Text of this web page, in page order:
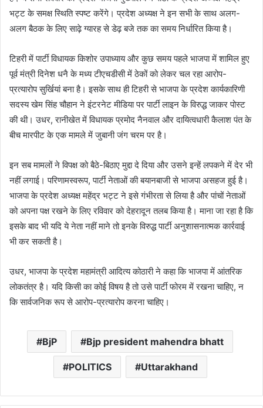
भट्ट के समक्ष स्थिति स्पष्ट करेंगे। प्रदेश अध्यक्ष ने इन सभी के साथ अलग-
अलग बैठक के लिए साढ़े ग्यारह से डेढ़ बजे तक का समय निर्धारित किया है।
टिहरी में पार्टी विधायक किशोर उपाध्याय और कुछ समय पहले भाजपा में शामिल हुए
पूर्व मंत्री दिनेश धनै के मध्य टीएचडीसी में ठेकों को लेकर चल रहा आरोप-
प्रत्यारोप सुर्खियां बना है। इसके साथ ही टिहरी से भाजपा के प्रदेश कार्यकारिणी
सदस्य खेम सिंह चौहान ने इंटरनेट मीडिया पर पार्टी लाइन के विरुद्ध जाकर पोस्ट
की थी। उधर, रानीखेत में विधायक प्रमोद नैनवाल और दायित्वधारी कैलाश पंत के
बीच मारपीट के एक मामले में जुबानी जंग चरम पर है।
इन सब मामलों ने विपक्ष को बैठे-बिठाए मुद्दा दे दिया और उसने इन्हें लपकने में देर भी
नहीं लगाई। परिणामस्वरूप, पार्टी नेताओं की बयानबाजी से भाजपा असहज हुई है।
भाजपा के प्रदेश अध्यक्ष महेंद्र भट्ट ने इसे गंभीरता से लिया है और पांचों नेताओं
को अपना पक्ष रखने के लिए रविवार को देहरादून तलब किया है। माना जा रहा है कि
इसके बाद भी यदि ये नेता नहीं माने तो इनके विरुद्ध पार्टी अनुशासनात्मक कार्रवाई
भी कर सकती है।
उधर, भाजपा के प्रदेश महामंत्री आदित्य कोठारी ने कहा कि भाजपा में आंतरिक
लोकतंत्र है। यदि किसी का कोई विषय है तो उसे पार्टी फोरम में रखना चाहिए, न
कि सार्वजनिक रूप से आरोप-प्रत्यारोप करना चाहिए।
BjP Bjp president mahendra bhatt
POLITICS Uttarakhand